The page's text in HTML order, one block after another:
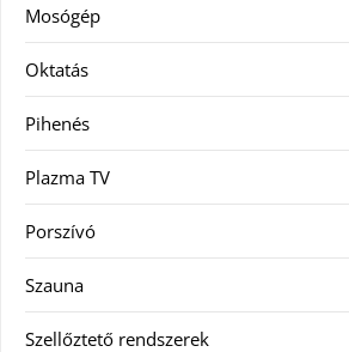
Mosógép
Oktatás
Pihenés
Plazma TV
Porszívó
Szauna
Szellőztető rendszerek